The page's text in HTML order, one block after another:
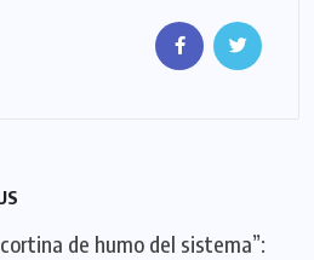
de humo del sistema”: